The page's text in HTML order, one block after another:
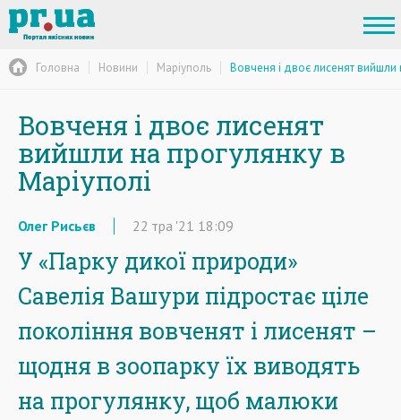
Головна Новини Маріуполь Вовченя і двоє лисенят вийшли
Вовченя і двоє лисенят
вийшли на прогулянку в
Маріуполі
Олег Рисьєв 22 тра '21 18:09
У «Парку дикої природи»
Савелія Вашури підростає ціле
покоління вовченят і лисенят –
щодня в зоопарку їх виводять
на прогулянку, щоб малюки